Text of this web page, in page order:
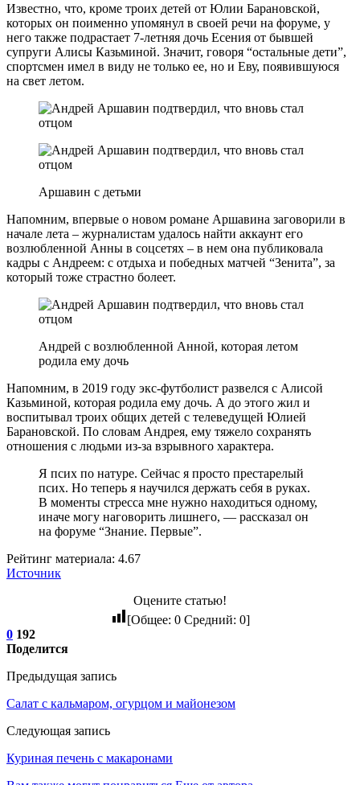
Известно, что, кроме троих детей от Юлии Барановской,
которых он поименно упомянул в своей речи на форуме, у
него также подрастает 7-летняя дочь Есения от бывшей
супруги Алисы Казьминой. Значит, говоря “остальные дети”,
спортсмен имел в виду не только ее, но и Еву, появившуюся
на свет летом.
Аршавин с детьми
Напомним, впервые о новом романе Аршавина заговорили в
начале лета – журналистам удалось найти аккаунт его
возлюбленной Анны в соцсетях – в нем она публиковала
кадры с Андреем: с отдыха и победных матчей “Зенита”, за
который тоже страстно болеет.
Андрей с возлюбленной Анной, которая летом
родила ему дочь
Напомним, в 2019 году экс-футболист развелся с Алисой
Казьминой, которая родила ему дочь. А до этого жил и
воспитывал троих общих детей с телеведущей Юлией
Барановской. По словам Андрея, ему тяжело сохранять
отношения с людьми из-за взрывного характера.
Я псих по натуре. Сейчас я просто престарелый
псих. Но теперь я научился держать себя в руках.
В моменты стресса мне нужно находиться одному,
иначе могу наговорить лишнего, — рассказал он
на форуме “Знание. Первые”.
Рейтинг материала: 4.67
Источник
Оцените статью!
[Общее: 0Средний: 0]
0 192
Поделится
Предыдущая запись
Салат с кальмаром, огурцом и майонезом
Следующая запись
Куриная печень с макаронами